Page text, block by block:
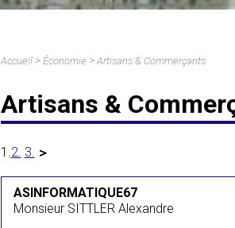
Accueil> Économie > Artisans & Commerçants
Artisans &
1.2. 3.
ASINFORMATIQUE67
Monsieur SITTLER Alexandre